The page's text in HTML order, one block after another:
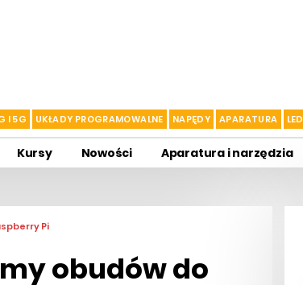
I 5G UKŁADY PROGRAMOWALNE NAPĘDY APARATURA LED
Kursy Nowości Aparatura i narzędzia
Pi
obudów do